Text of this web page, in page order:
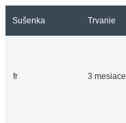
Sušenka Trvanie
fr 3 mesiace